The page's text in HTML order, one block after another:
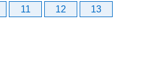
11 12 13